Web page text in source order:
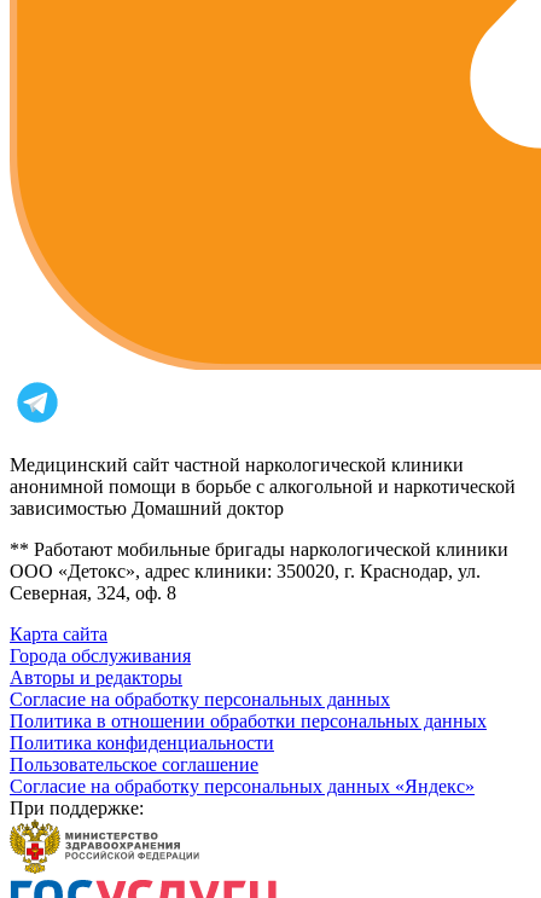
Медицинский сайт частной наркологической клиники
анонимной помощи в борьбе с алкогольной и наркотической
зависимостью Домашний доктор
** Работают мобильные бригады наркологической клиники
ООО «Детокс», адрес клиники: 350020, г. Краснодар, ул.
Северная, 324, оф. 8
Карта сайта
Города обслуживания
Авторы и редакторы
Согласие на обработку персональных данных
Политика в отношении обработки персональных данных
Политика конфиденциальности
Пользовательское соглашение
Согласие на обработку персональных данных «Яндекс»
При поддержке: